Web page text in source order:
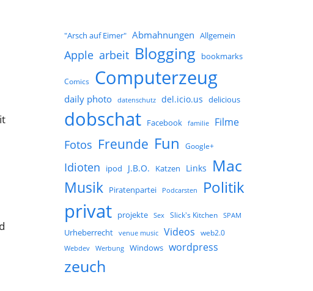
"Arsch auf Eimer" Abmahnungen Allgemein
Apple arbeit Blogging bookmarks
Comics Computerzeug
daily photo datenschutz del.icio.us delicious
dobschat Facebook familie Filme
Fotos Freunde Fun Google+
Idioten ipod J.B.O. Katzen Links Mac
Musik Piratenpartei Podcarsten Politik
privat projekte Sex Slick's Kitchen SPAM
Urheberrecht venue music Videos web2.0
Webdev Werbung Windows wordpress
zeuch